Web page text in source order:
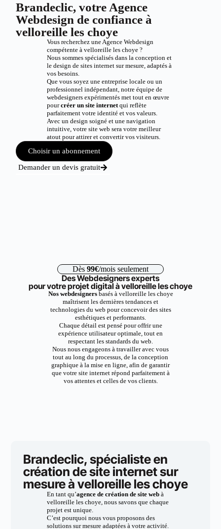
Brandeclic, votre Agence
Webdesign de confiance à
velloreille les choye
Vous recherchez une Agence Webdesign
compétente à velloreille les choye ?
Nous sommes spécialisés dans la conception et
le design de sites internet sur mesure, adaptés à
vos besoins.
Que vous soyez une entreprise locale ou un
professionnel indépendant, notre équipe de
webdesigners expérimentés met tout en œuvre
pourcréer un site internetqui reflète
parfaitement votre identité et vos valeurs.
Avec un design soigné et une navigation
intuitive, votre site web sera votre meilleur
atout pour attirer et convertir vos visiteurs.
Choisir un abonnement
Demander un devis gratuit
Dès 99€/mois seulement
Des Webdesigners experts
pour votre projet digital à velloreille les choye
Nos webdesignersbasés à velloreille les choye
maîtrisent les dernières tendances et
technologies du web pour concevoir des sites
esthétiques et performants.
Chaque détail est pensé pour offrir une
expérience utilisateur optimale, tout en
respectant les standards du web.
Nous nous engageons à travailler avec vous
tout au long du processus, de la conception
graphique à la mise en ligne, afin de garantir
que votre site internet répond parfaitement à
vos attentes et celles de vos clients.
Brandeclic, spécialiste en
création de site internet sur
mesure à velloreille les choye
En tant qu’agence de création de site webà
velloreille les choye, nous savons que chaque
projet est unique.
C’est pourquoi nous vous proposons des
solutions sur mesure adaptées à votre activité.